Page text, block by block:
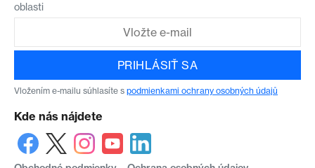
oblasti
PRIHLÁSIŤ SA
Vložením e-mailu súhlasíte s podmienkami ochrany osobných údajů
Kde nás nájdete